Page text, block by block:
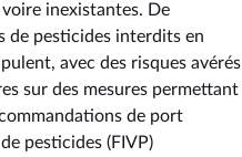
inexistantes. De
de pesticides interdits en
avec des risques avérés
sur des mesures permettant
de port
pesticides (FIVP)